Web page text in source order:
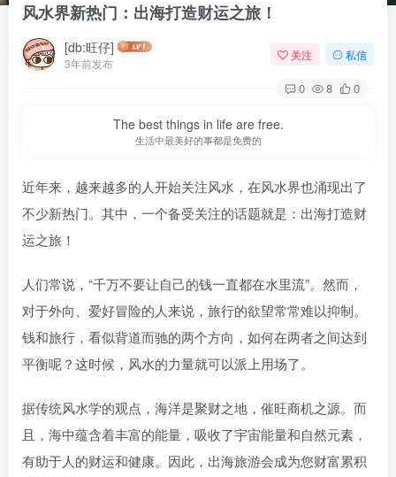
风水界新热门：出海打造财运之旅！
[db:旺仔]
3年前发布
关注 私信
0 8 0
The best things in life are free.
生活中最美好的事都是免费的
近年来，越来越多的人开始关注风水，在风水界也涌现出了
不少新热门。其中，一个备受关注的话题就是：出海打造财
运之旅！
人们常说，“千万不要让自己的钱一直都在水里流”。然而，
对于外向、爱好冒险的人来说，旅行的欲望常常难以抑制。
钱和旅行，看似背道而驰的两个方向，如何在两者之间达到
平衡呢？这时候，风水的力量就可以派上用场了。
据传统风水学的观点，海洋是聚财之地，催旺商机之源。而
且，海中蕴含着丰富的能量，吸收了宇宙能量和自然元素，
有助于人的财运和健康。因此，出海旅游会成为您财富累积